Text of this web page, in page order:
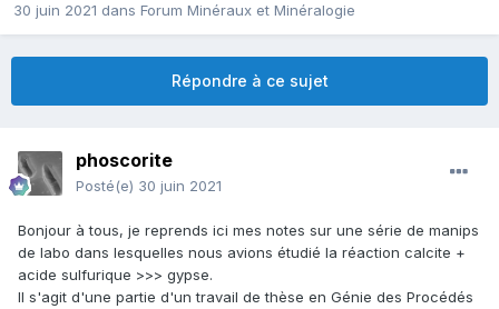
30 juin 2021 dans Forum Minéraux et Minéralogie
Répondre à ce sujet
phoscorite
Posté(e) 30 juin 2021
Bonjour à tous, je reprends ici mes notes sur une série de manips
de labo dans lesquelles nous avions étudié la réaction calcite +
acide sulfurique >>> gypse.
Il s'agit d'une partie d'un travail de thèse en Génie des Procédés